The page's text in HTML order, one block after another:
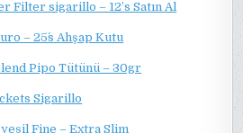
Filter sigarillo – 12’s Satın Al
– 25´s Ahşap Kutu
Pipo Tütünü – 30gr
Sigarillo
yeşil Fine – Extra Slim